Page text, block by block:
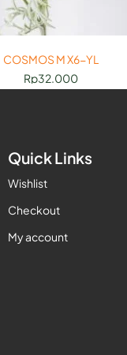
COSMOS M X6-YL
Rp32.000
Quick Links
Wishlist
Checkout
My account